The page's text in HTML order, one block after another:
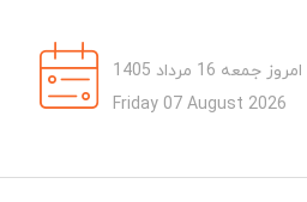
امروز جمعه 16 مرداد 1405
Friday 07 August 2026